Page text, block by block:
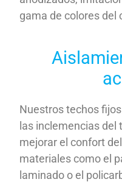
gama de colores del
Nuestros techos
las inclemencias
mejorar el confort
materiales como el
laminado o el